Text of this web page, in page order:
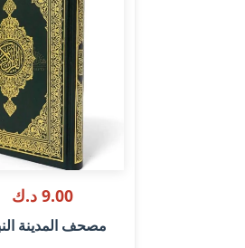
9.00 د.ك
مصحف المدينة